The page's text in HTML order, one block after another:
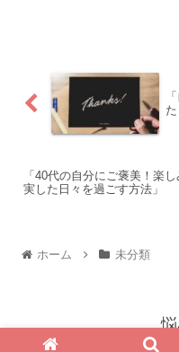
「40代の自分にご褒美！楽
実した日々を過ごす方法」
ホーム 未分類
©